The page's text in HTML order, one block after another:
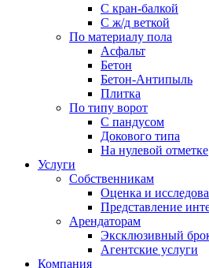
С кран-балкой
С ж/д веткой
По материалу пола
Асфальт
Бетон
Бетон-Антипыль
Плитка
По типу ворот
С пандусом
Докового типа
На нулевой отметке
Услуги
Собственникам
Оценка и
Представление
Арендаторам
Эксклюзивный
Агентские услуги
Компания